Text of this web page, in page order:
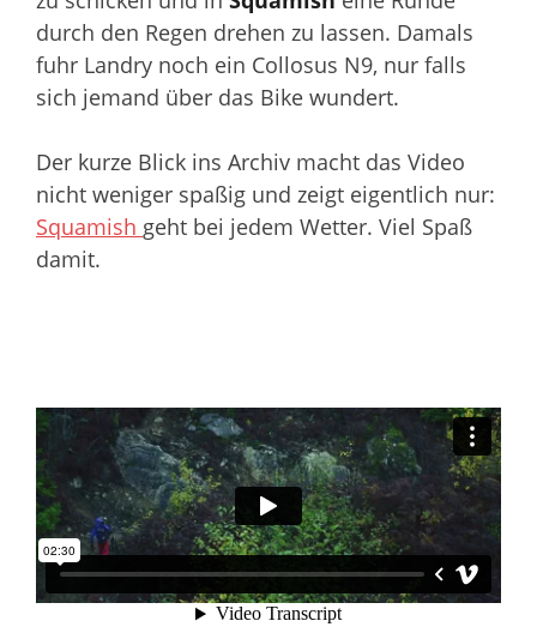
durch den Regen drehen zu lassen. Damals
fuhr Landry noch ein Collosus N9, nur falls
sich jemand über das Bike wundert.
Der kurze Blick ins Archiv macht das Video
nicht weniger spaßig und zeigt eigentlich nur:
Squamish geht bei jedem Wetter. Viel Spaß
damit.